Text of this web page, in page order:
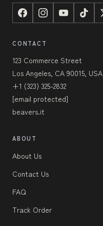
CONTACT
123 Commerce Street
Los Angeles, CA 90015, USA
+1 (323) 325-2832
[email protected]
beavers.it
ABOUT
About Us
Contact Us
FAQ
Track Order